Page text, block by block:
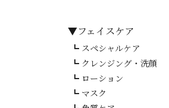
▼フェイスケア
┗ スペシャルケア
┗ クレンジング・洗顔
┗ ローション
┗ マスク